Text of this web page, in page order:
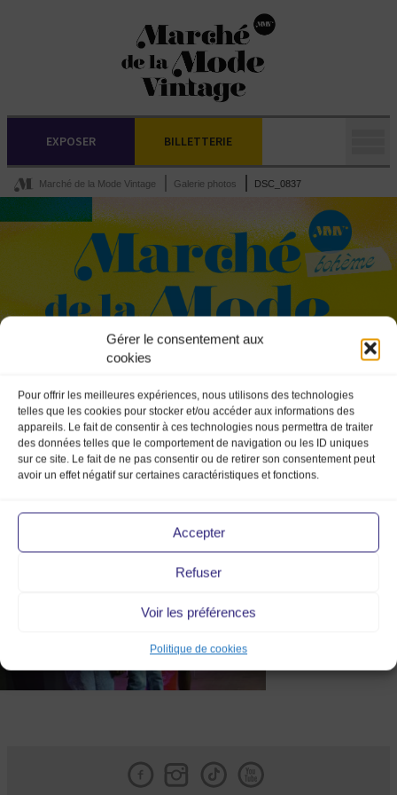
Gérer le consentement aux
cookies
Pour offrir les meilleures expériences, nous utilisons des technologies
telles que les cookies pour stocker et/ou accéder aux informations des
appareils. Le fait de consentir à ces technologies nous permettra de traiter
des données telles que le comportement de navigation ou les ID uniques
sur ce site. Le fait de ne pas consentir ou de retirer son consentement peut
avoir un effet négatif sur certaines caractéristiques et fonctions.
Accepter
Refuser
Voir les préférences
Politique de cookies
EXPOSER BILLETTERIE
Marché de la Mode Vintage Galerie photos DSC_0837
DSC_0837